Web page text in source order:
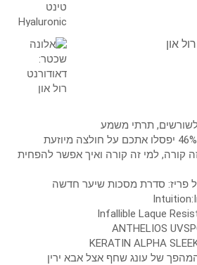
און
לשורשים, תרתי משמע
קורה, למי זה קורה ואיך אפשר להפחית
פריז: סדרת מסכות שיער חדשה
של עונג שחף אצל אבא ירין